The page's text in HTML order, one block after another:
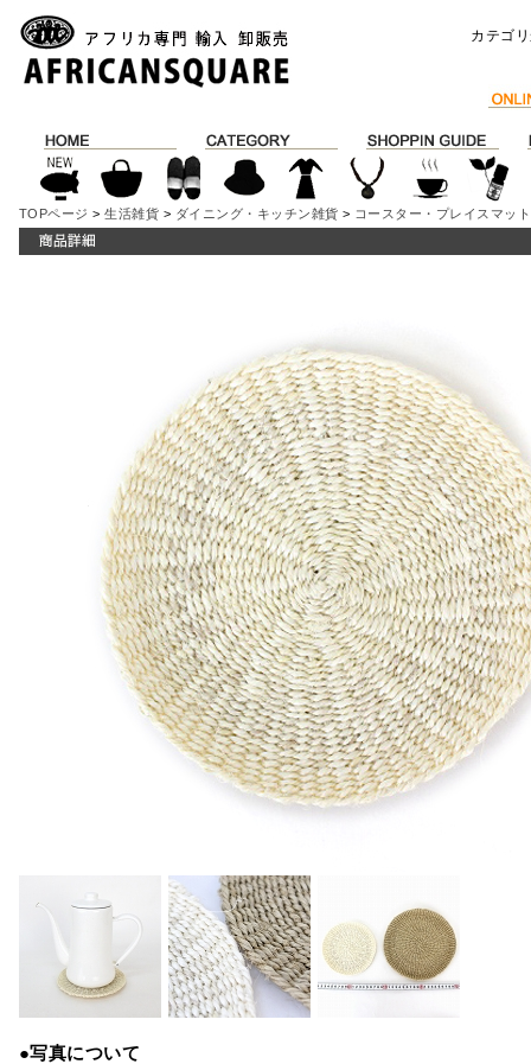
カテゴ
TOPページ >生活雑貨 > ダイニング・キッチン雑貨 > コースター・プレイスマット
●写真について